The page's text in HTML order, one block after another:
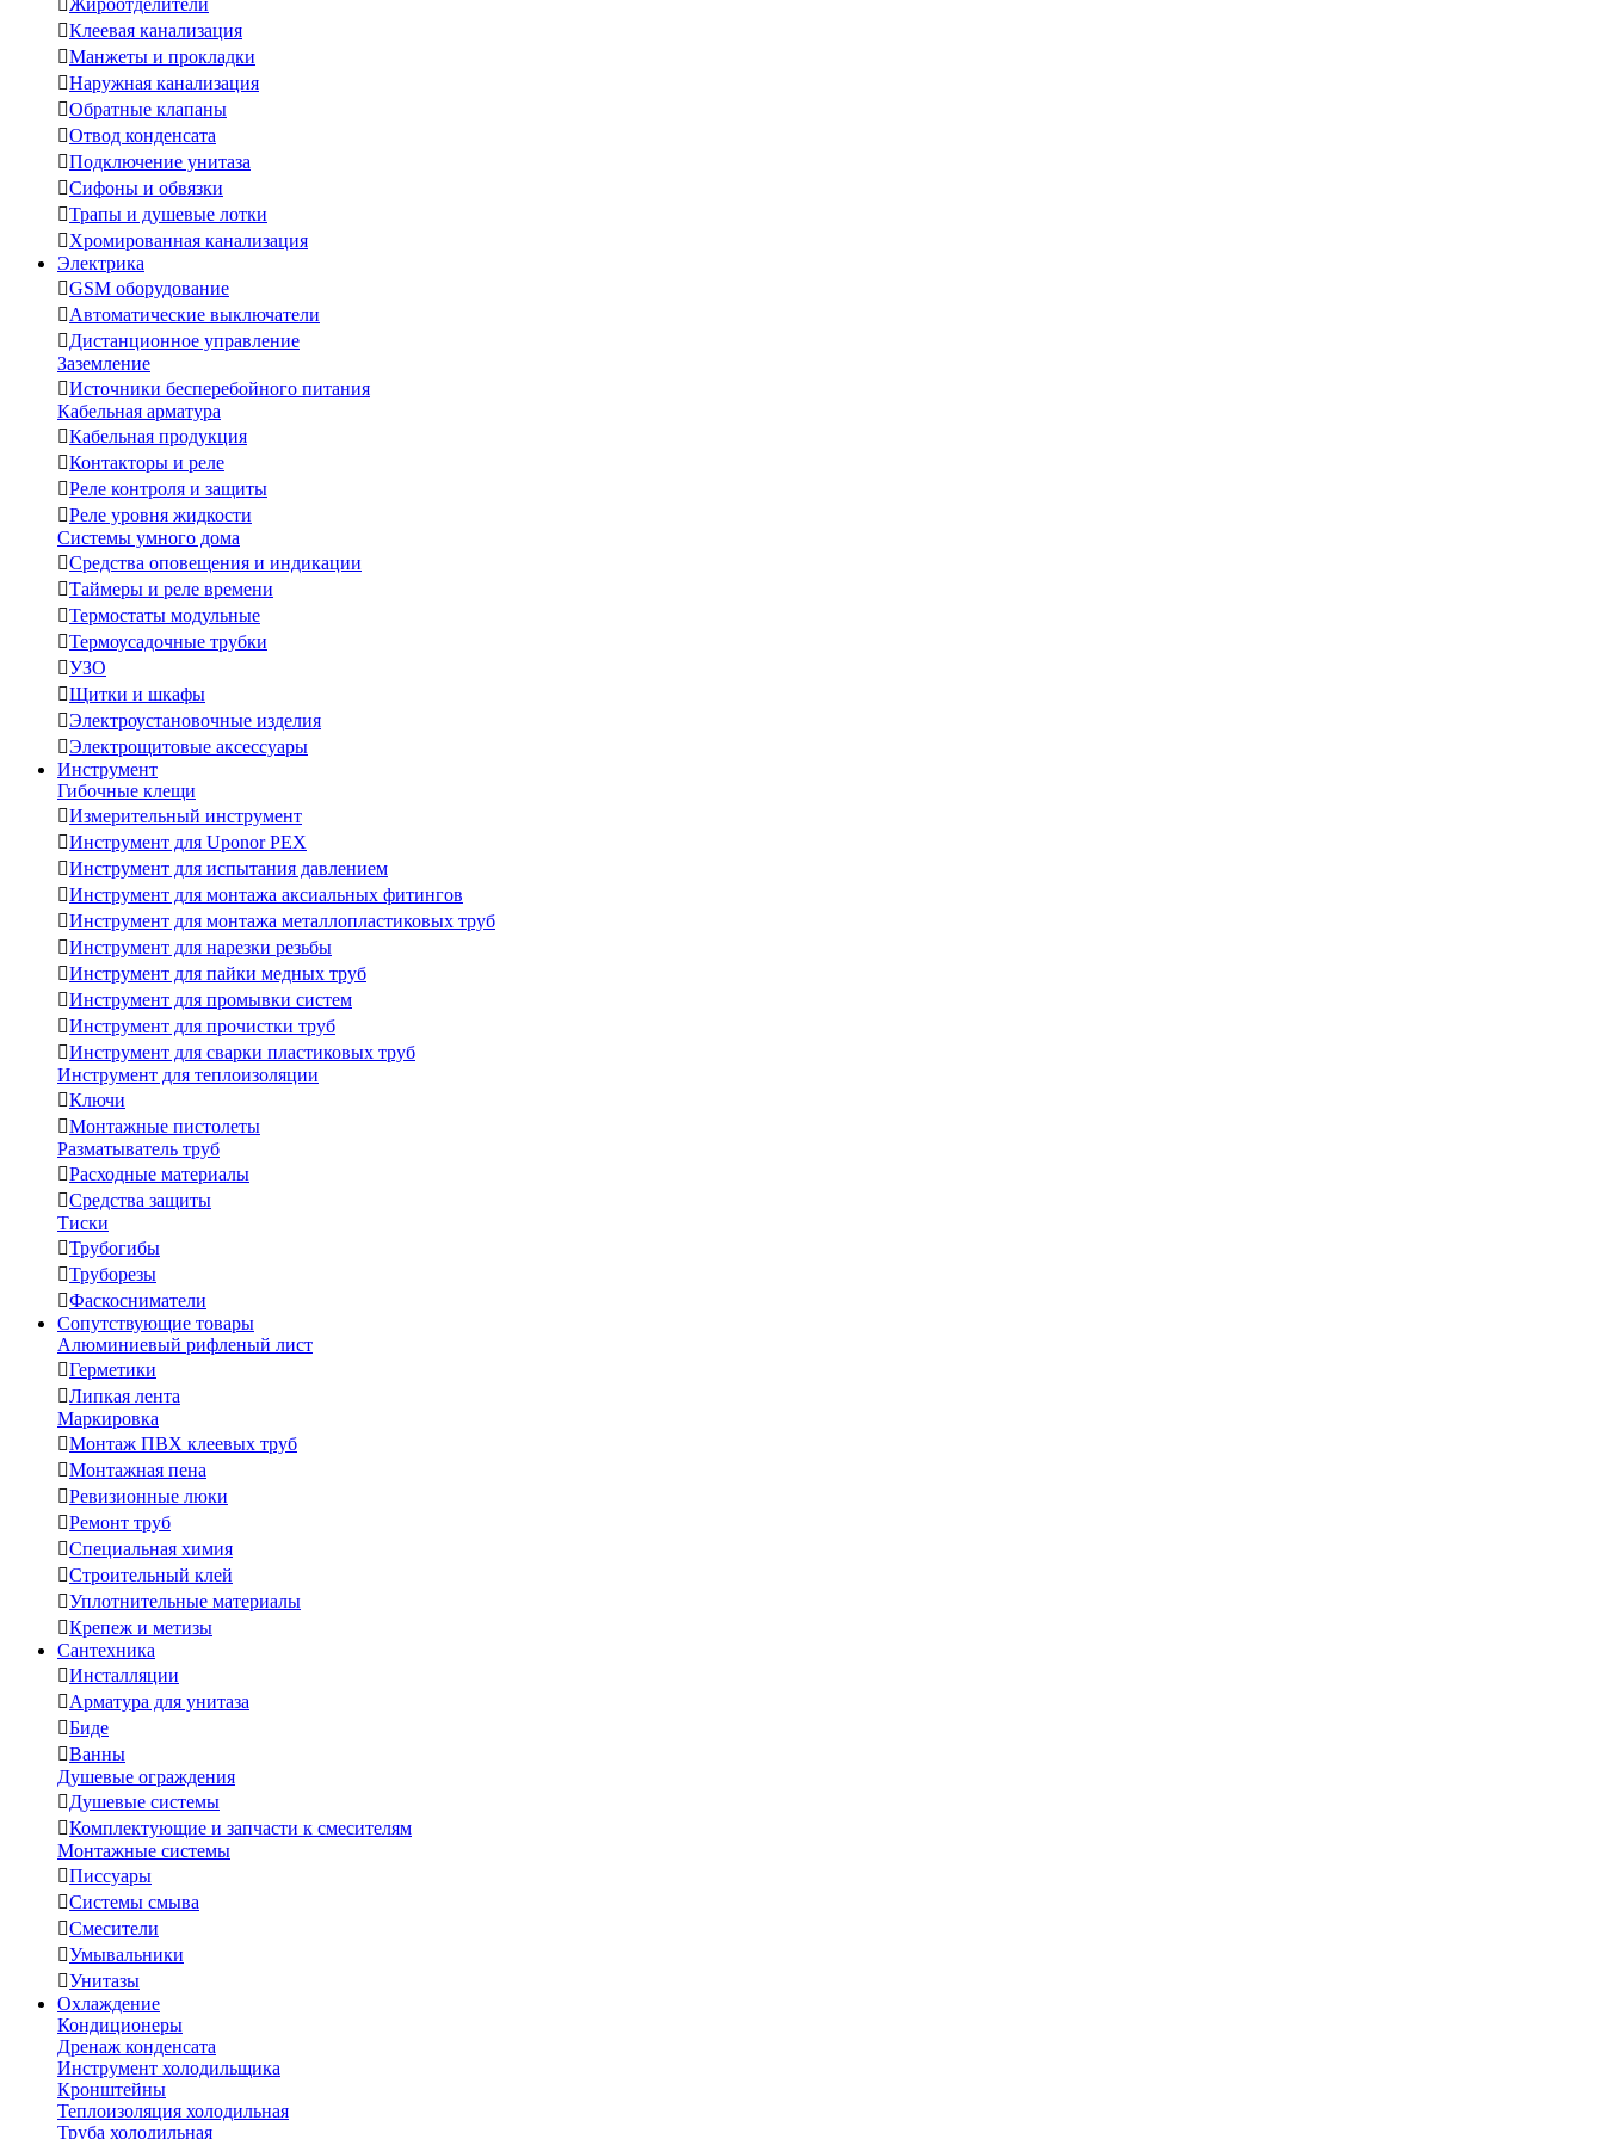
Жироотделители
Клеевая канализация
Манжеты и прокладки
Наружная канализация
Обратные клапаны
Отвод конденсата
Подключение унитаза
Сифоны и обвязки
Трапы и душевые лотки
Хромированная канализация
Электрика
GSM оборудование
Автоматические выключатели
Дистанционное управление
Заземление
Источники бесперебойного питания
Кабельная арматура
Кабельная продукция
Контакторы и реле
Реле контроля и защиты
Реле уровня жидкости
Системы умного дома
Средства оповещения и индикации
Таймеры и реле времени
Термостаты модульные
Термоусадочные трубки
УЗО
Щитки и шкафы
Электроустановочные изделия
Электрощитовые аксессуары
Инструмент
Гибочные клещи
Измерительный инструмент
Инструмент для Uponor PEX
Инструмент для испытания давлением
Инструмент для монтажа аксиальных фитингов
Инструмент для монтажа металлопластиковых труб
Инструмент для нарезки резьбы
Инструмент для пайки медных труб
Инструмент для промывки систем
Инструмент для прочистки труб
Инструмент для сварки пластиковых труб
Инструмент для теплоизоляции
Ключи
Монтажные пистолеты
Разматыватель труб
Расходные материалы
Средства защиты
Тиски
Трубогибы
Труборезы
Фаскосниматели
Сопутствующие товары
Алюминиевый рифленый лист
Герметики
Липкая лента
Маркировка
Монтаж ПВХ клеевых труб
Монтажная пена
Ревизионные люки
Ремонт труб
Специальная химия
Строительный клей
Уплотнительные материалы
Крепеж и метизы
Сантехника
Инсталляции
Арматура для унитаза
Биде
Ванны
Душевые ограждения
Душевые системы
Комплектующие и запчасти к смесителям
Монтажные системы
Писсуары
Системы смыва
Смесители
Умывальники
Унитазы
Охлаждение
Кондиционеры
Дренаж конденсата
Инструмент холодильщика
Кронштейны
Теплоизоляция холодильная
Труба холодильная